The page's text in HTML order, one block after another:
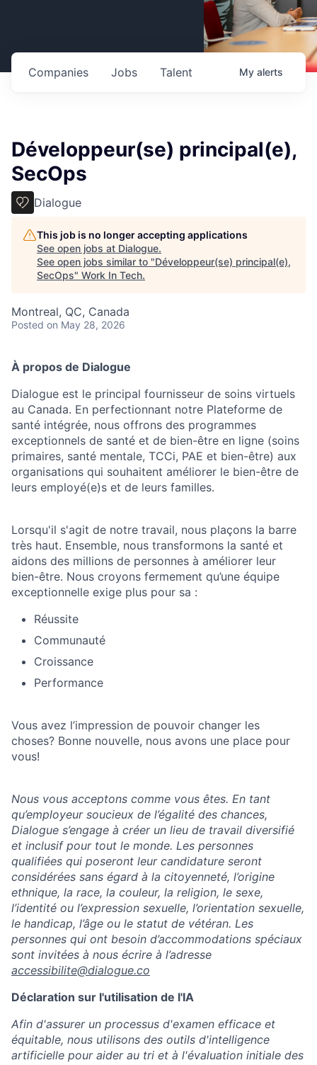
Jobs
Companies Talent My alerts
Développeur(se) principal(e),
SecOps
Dialogue
This job is no longer accepting applications
See open jobs at Dialogue.
See open jobs similar to "Développeur(se) principal(e),
SecOps" Work In Tech.
Montreal, QC, Canada
Posted on May 28, 2026
À propos de Dialogue
Dialogue est le principal fournisseur de soins virtuels
au Canada. En perfectionnant notre Plateforme de
santé intégrée, nous offrons des programmes
exceptionnels de santé et de bien-être en ligne (soins
primaires, santé mentale, TCCi, PAE et bien-être) aux
organisations qui souhaitent améliorer le bien-être de
leurs employé(e)s et de leurs familles.
Lorsqu'il s'agit de notre travail, nous plaçons la barre
très haut. Ensemble, nous transformons la santé et
aidons des millions de personnes à améliorer leur
bien-être. Nous croyons fermement qu’une équipe
exceptionnelle exige plus pour sa :
Réussite
Communauté
Croissance
Performance
Vous avez l’impression de pouvoir changer les
choses? Bonne nouvelle, nous avons une place pour
vous!
Nous vous acceptons comme vous êtes. En tant
qu’employeur soucieux de l’égalité des chances,
Dialogue s’engage à créer un lieu de travail diversifié
et inclusif pour tout le monde. Les personnes
qualifiées qui poseront leur candidature seront
considérées sans égard à la citoyenneté, l’origine
ethnique, la race, la couleur, la religion, le sexe,
l’identité ou l’expression sexuelle, l’orientation sexuelle,
le handicap, l’âge ou le statut de vétéran. Les
personnes qui ont besoin d’accommodations spéciaux
sont invitées à nous écrire à l’adresse
accessibilite@dialogue.co
Déclaration sur l'utilisation de l'IA
Afin d'assurer un processus d'examen efficace et
équitable, nous utilisons des outils d'intelligence
artificielle pour aider au tri et à l'évaluation initiale des